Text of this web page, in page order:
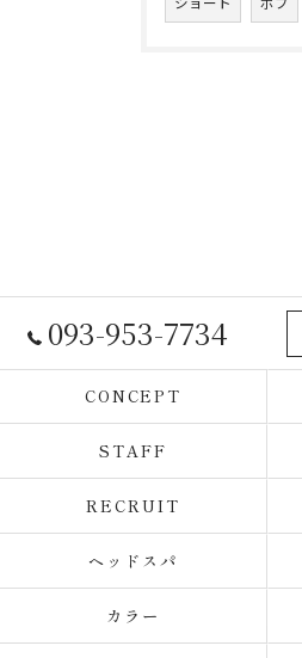
093-953-7734
CONCEPT
STAFF
RECRUIT
ヘッドスパ
カラー